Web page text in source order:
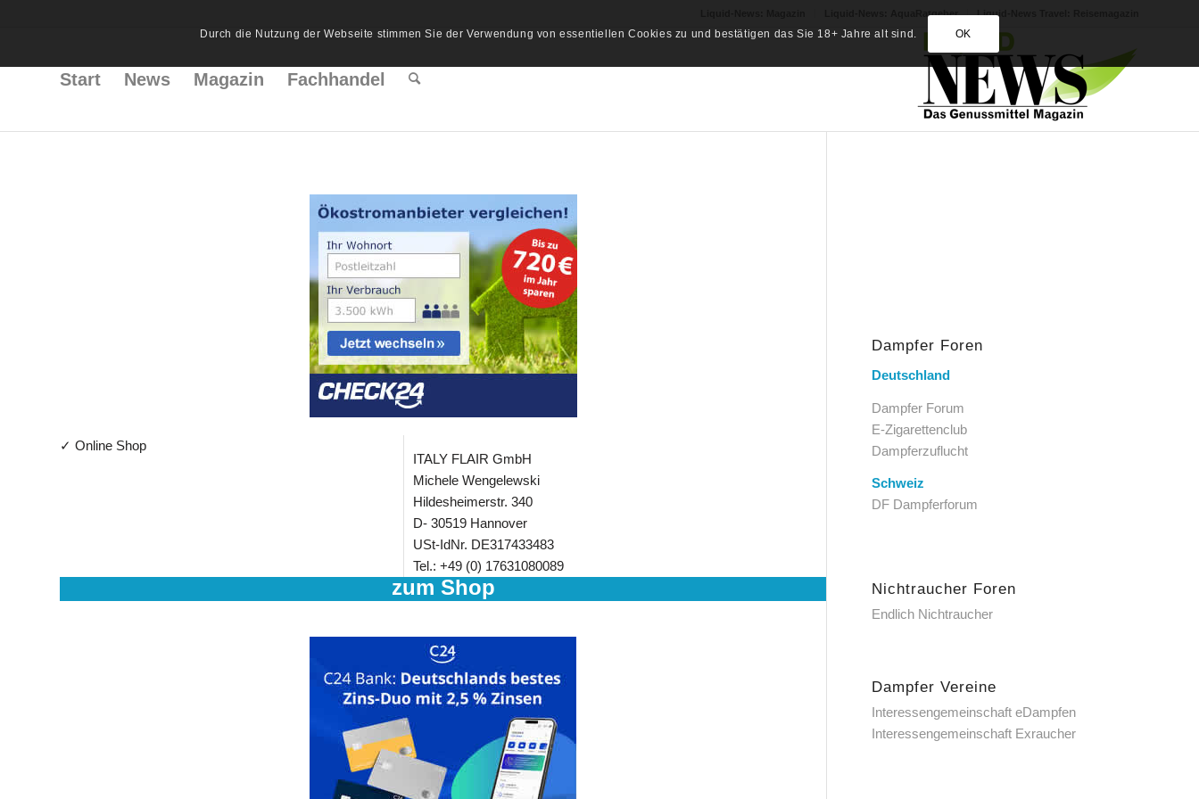
Liquid-News: AquaRatgeber Liquid-News Travel: Reisemagazin
Start News Magazin Fachhandel
✓ Online Shop
ITALY FLAIR GmbH
Michele Wengelewski
Hildesheimerstr. 340
D- 30519 Hannover
USt-IdNr. DE317433483
Tel.: +49 (0) 17631080089
zum Shop
Dampfer Foren
Deutschland
Dampfer Forum
E-Zigarettenclub
Dampferzuflucht
Schweiz
DF Dampferforum
Nichtraucher Foren
Endlich Nichtraucher
Dampfer Vereine
Interessengemeinschaft eDampfen
Interessengemeinschaft Exraucher
Durch die Nutzung der Webseite stimmen Sie der Verwendung von essentiellen Cookies zu und bestätigen das Sie 18+ Jahre alt sind. OK